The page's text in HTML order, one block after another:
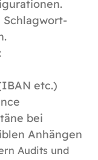
etc.)
bei
Anhängen
Audits und